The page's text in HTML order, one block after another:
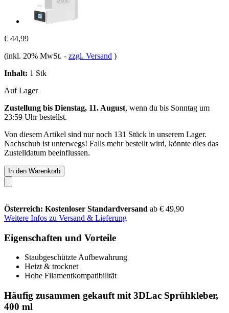
€ 44,99
(inkl. 20% MwSt. - zzgl. Versand )
Inhalt: 1 Stk
Auf Lager
Zustellung bis Dienstag, 11. August, wenn du bis Sonntag um
23:59 Uhrbestellst.
Von diesem Artikel sind nur noch 131 Stück in unserem Lager.
Nachschub ist unterwegs! Falls mehr bestellt wird, könnte dies das
Zustelldatum beeinflussen.
In den Warenkorb
Österreich: Kostenloser Standardversand ab € 49,90
Weitere Infos zu Versand & Lieferung
Eigenschaften und Vorteile
Staubgeschützte Aufbewahrung
Heizt & trocknet
Hohe Filamentkompatibilität
Häufig zusammen gekauft mit 3DLac Sprühkleber,
400 ml